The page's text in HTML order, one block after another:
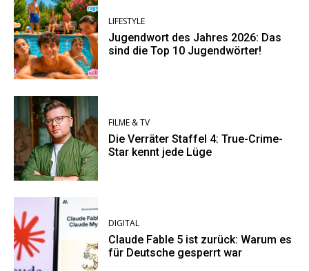
LIFESTYLE
Jugendwort des Jahres 2026: Das
sind die Top 10 Jugendwörter!
FILME & TV
Die Verräter Staffel 4: True-Crime-
Star kennt jede Lüge
DIGITAL
Claude Fable 5 ist zurück: Warum es
für Deutsche gesperrt war